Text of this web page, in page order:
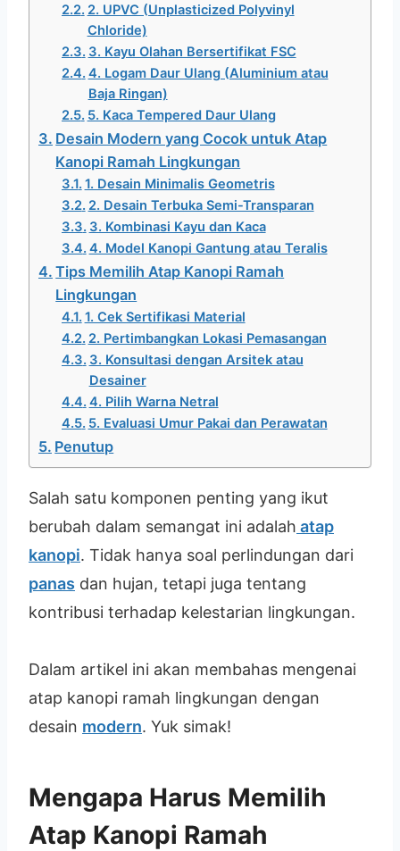
2. UPVC (Unplasticized Polyvinyl
Chloride)
3. Kayu Olahan Bersertifikat FSC
4. Logam Daur Ulang (Aluminium atau
Baja Ringan)
5. Kaca Tempered Daur Ulang
Desain Modern yang Cocok untuk Atap
Kanopi Ramah Lingkungan
1. Desain Minimalis Geometris
2. Desain Terbuka Semi-Transparan
3. Kombinasi Kayu dan Kaca
4. Model Kanopi Gantung atau Teralis
Tips Memilih Atap Kanopi Ramah
Lingkungan
1. Cek Sertifikasi Material
2. Pertimbangkan Lokasi Pemasangan
3. Konsultasi dengan Arsitek atau
Desainer
4. Pilih Warna Netral
5. Evaluasi Umur Pakai dan Perawatan
Penutup
Salah satu komponen penting yang ikut
berubah dalam semangat ini adalah atap
kanopi. Tidak hanya soal perlindungan dari
panas dan hujan, tetapi juga tentang
kontribusi terhadap kelestarian lingkungan.
Dalam artikel ini akan membahas mengenai
atap kanopi ramah lingkungan dengan
desain modern. Yuk simak!
Mengapa Harus Memilih
Atap Kanopi Ramah